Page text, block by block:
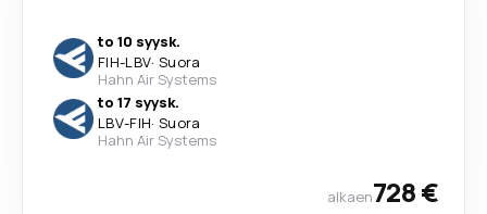
to 10 syysk.
FIH-LBV· Suora
Hahn Air Systems
to 17 syysk.
LBV-FIH· Suora
Hahn Air Systems
alkaen728 €